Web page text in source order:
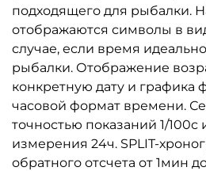
подходящего для рыбалки.
отображаются символы в
случае, если время
рыбалки. Отображение
конкретную дату и графика
часовой формат времени.
точностью показаний 1/
измерения 24ч. SPLIT-
обратного отсчета от 1мин